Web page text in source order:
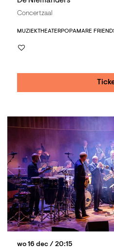
Concertzaal
MUZIEKTHEATERPOPAMARE
wo 16 dec / 20:15